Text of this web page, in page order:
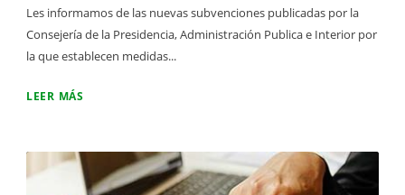
Les informamos de las nuevas subvenciones publicadas por la
Consejería de la Presidencia, Administración Publica e Interior por
la que establecen medidas...
LEER MÁS